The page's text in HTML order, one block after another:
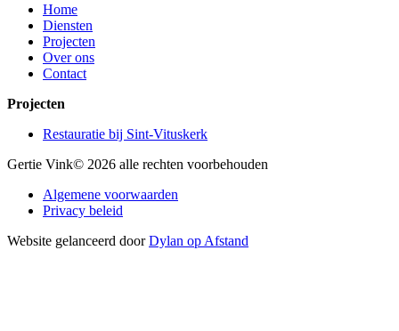
Home
Diensten
Projecten
Over ons
Contact
Projecten
Restauratie bij Sint-Vituskerk
Gertie Vink© 2026 alle rechten voorbehouden
Algemene voorwaarden
Privacy beleid
Website gelanceerd doorDylan op Afstand